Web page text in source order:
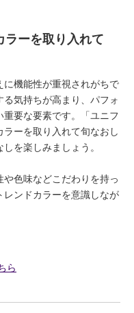
ラーを取り入れて
に機能性が重視されがちで
気持ちが高まり、パフォ
要な要素です。「ユニフ
ーを取り入れて旬なおし
を楽しみましょう。
色味などこだわりを持っ
レンドカラーを意識しなが
ら